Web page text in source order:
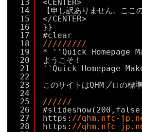
13
14
15
16
17
18
19
20
21
22
23
24
25
26
27
28
<CENTER>
【申し訳ありません。ここ
</CENTER>
}}
#clear
/////////
*
'' Quick Homepage
ようこそ！
'' Quick Homepage
このサイトはQHMプロの
//////
https: //qhm.nfc-
https: //qhm.nfc-